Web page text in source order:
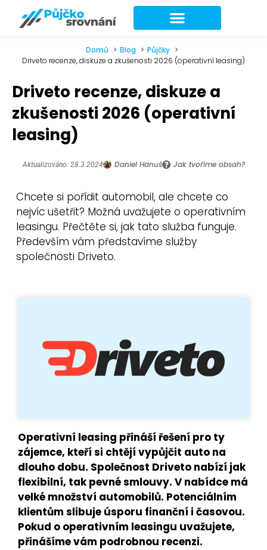
Domů Blog
Půjčky
Driveto recenze, diskuze a zkušenosti 2026 (operativní leasing)
Driveto recenze, diskuze a
zkušenosti 2026 (operativní
leasing)
Aktualizováno: 28.3.2024 Daniel Hanuš Jak tvoříme obsah?
Chcete si pořídit automobil, ale chcete co
nejvíc ušetřit? Možná uvažujete o operativním
leasingu. Přečtěte si, jak tato služba funguje.
Především vám představíme služby
společnosti Driveto.
Operativní leasing přináší řešení pro ty
zájemce, kteří si chtějí vypůjčit auto na
dlouho dobu. Společnost Driveto nabízí jak
flexibilní, tak pevné smlouvy. V nabídce má
velké množství automobilů. Potenciálním
klientům slibuje úsporu finanční i časovou.
Pokud o operativním leasingu uvažujete,
přinášíme vám podrobnou recenzi.